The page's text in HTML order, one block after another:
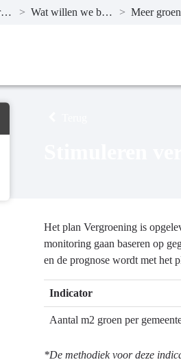
Programma 4 Natuur en milieu > Wat willen we bereiken? >
Het plan Vergroening is
monitoring gaan baseren op
en de prognose wordt met het
Indicator
Aantal m2 groen per
*De methodiek voor deze